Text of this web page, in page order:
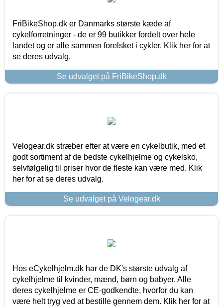
FriBikeShop.dk er Danmarks største kæde af
cykelforretninger - de er 99 butikker fordelt over hele
landet og er alle sammen forelsket i cykler. Klik her for at
se deres udvalg.
Se udvalget på FriBikeShop.dk
Velogear.dk stræber efter at være en cykelbutik, med et
godt sortiment af de bedste cykelhjelme og cykelsko,
selvfølgelig til priser hvor de fleste kan være med. Klik
her for at se deres udvalg.
Se udvalget på Velogear.dk
Hos eCykelhjelm.dk har de DK's største udvalg af
cykelhjelme til kvinder, mænd, børn og babyer. Alle
deres cykelhjelme er CE-godkendte, hvorfor du kan
være helt tryg ved at bestille gennem dem. Klik her for at